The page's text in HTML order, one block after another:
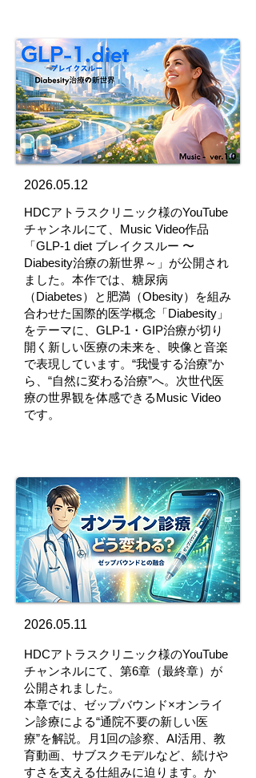
2026.05.12
HDCアトラスクリニック様のYouTube
チャンネルにて、Music Video作品
「GLP-1 diet ブレイクスルー 〜
Diabesity治療の新世界～」が公開され
ました。本作では、糖尿病
（Diabetes）と肥満（Obesity）を組み
合わせた国際的医学概念「Diabesity」
をテーマに、GLP-1・GIP治療が切り
開く新しい医療の未来を、映像と音楽
で表現しています。“我慢する治療”か
ら、“自然に変わる治療”へ。次世代医
療の世界観を体感できるMusic Video
です。
2026.05.11
HDCアトラスクリニック様のYouTube
チャンネルにて、第6章（最終章）が
公開されました。
本章では、ゼップバウンド×オンライ
ン診療による“通院不要の新しい医
療”を解説。月1回の診察、AI活用、教
育動画、サブスクモデルなど、続けや
すさを支える仕組みに迫ります。か